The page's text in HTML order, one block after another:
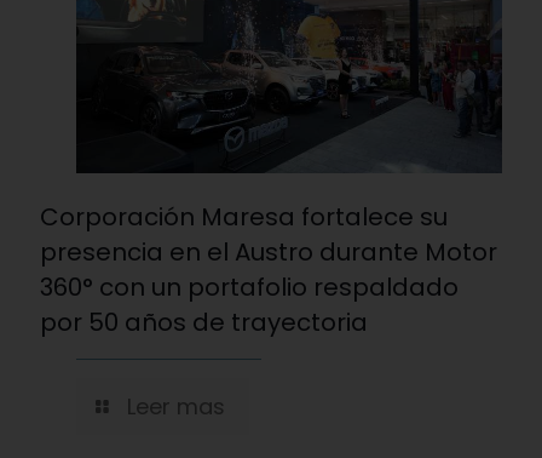
Corporación Maresa fortalece su
presencia en el Austro durante Motor
360° con un portafolio respaldado
por 50 años de trayectoria
Leer mas